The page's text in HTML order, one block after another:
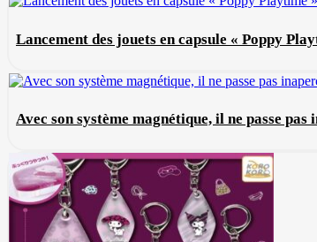
Lancement des jouets en capsule « Poppy
Avec son système magnétique, il ne passe